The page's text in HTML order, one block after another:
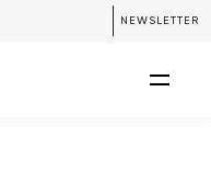
NEWSLETTER